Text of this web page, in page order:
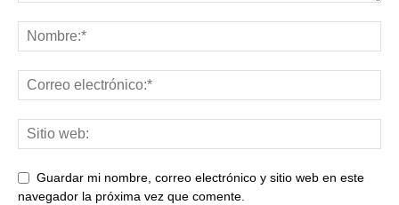
Guardar mi nombre, correo electrónico y sitio web en este
navegador la próxima vez que comente.